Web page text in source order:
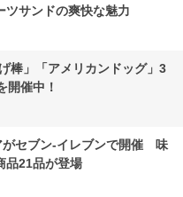
ツサンドの爽快な魅力
棒」「アメリカンドッグ」3
開催中！
がセブン-イレブンで開催 味
品21品が登場